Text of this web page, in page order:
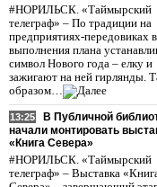
#НОРИЛЬСК. «Таймырский
телеграф» – По традиции на
предприятиях-передовиках
выполнения плана
символ Нового года – елку и
зажигают на ней гирлянды.
образом…
13:25
В Публичной
начали монтировать
«Книга Севера»
#НОРИЛЬСК. «Таймырский
телеграф» – Выставка